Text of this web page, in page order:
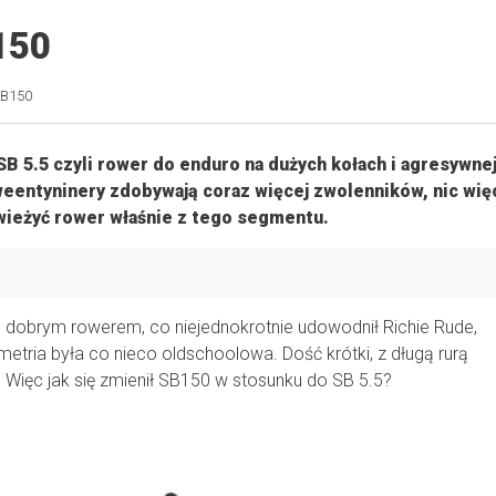
5.5 czyli rower do enduro na dużych kołach i agresywnej
zdobywają coraz więcej zwolenników, nic
rower właśnie z tego segmentu.
rowerem, co niejednokrotnie udowodnił Richie Rude,
była co nieco oldschoolowa. Dość krótki, z długą rurą
jak się zmienił SB150 w stosunku do SB 5.5?